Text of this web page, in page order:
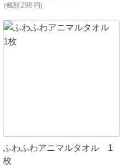
（税別 298 円)
ふわふわアニマルタオル 1
枚